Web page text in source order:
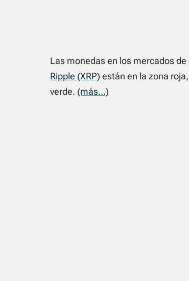
Las monedas en los mercados
Ripple (XRP) están en la zona
verde. (más…)